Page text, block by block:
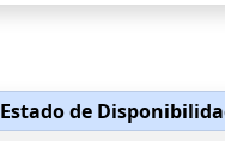
Estado de